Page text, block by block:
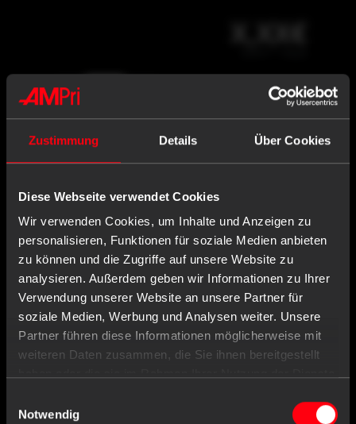
Zustimmung Details Über Cookies
Diese Webseite verwendet Cookies
Wir verwenden Cookies, um Inhalte und Anzeigen zu
personalisieren, Funktionen für soziale Medien anbieten
zu können und die Zugriffe auf unsere Website zu
analysieren. Außerdem geben wir Informationen zu Ihrer
Verwendung unserer Website an unsere Partner für
soziale Medien, Werbung und Analysen weiter. Unsere
Partner führen diese Informationen möglicherweise mit
weiteren Daten zusammen, die Sie ihnen bereitgestellt
Notwendig
X,XX€
-
Einloggen oder registrieren
ABS 3-in-1-
Tablettencrusher, weiß
Art.-Nr.: L-09165